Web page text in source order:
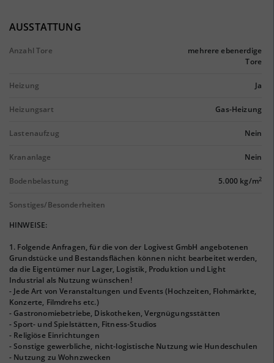
AUSSTATTUNG
Anzahl Tore
mehrere ebenerdige
Tore
Heizung Ja
Heizungsart Gas-Heizung
Lastenaufzug Nein
Krananlage Nein
Bodenbelastung 5.000 kg/m2
Sonstiges/Besonderheiten
HINWEISE:
1. Folgende Anfragen, für die von der Logivest GmbH angebotenen
Grundstücke und Bestandsflächen können nicht bearbeitet werden,
da die Eigentümer nur Lager, Logistik, Produktion und Light
Industrial als Nutzung wünschen!
- Jede Art von Veranstaltungen und Events (Hochzeiten, Flohmärkte,
Konzerte, Filmdrehs etc.)
- Gastronomiebetriebe, Diskotheken, Vergnügungsstätten
- Sport- und Spielstätten, Fitness-Studios
- Religiöse Einrichtungen
- Sonstige gewerbliche, nicht-logistische Nutzung wie Hundeschulen
- Nutzung zu Wohnzwecken